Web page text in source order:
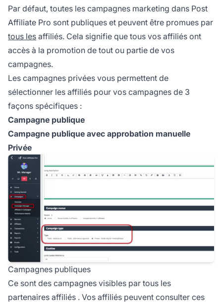
Par défaut, toutes les campagnes marketing dans Post
Affiliate Pro sont publiques et peuvent être promues par
tous les affiliés. Cela signifie que tous vos affiliés ont
accès à la promotion de tout ou partie de vos
campagnes.
Les campagnes privées vous permettent de
sélectionner les affiliés pour vos campagnes de 3
façons spécifiques :
Campagne publique
Campagne publique avec approbation manuelle
Privée
Campagnes publiques
Ce sont des campagnes visibles par tous les
partenaires affiliés . Vos affiliés peuvent consulter ces